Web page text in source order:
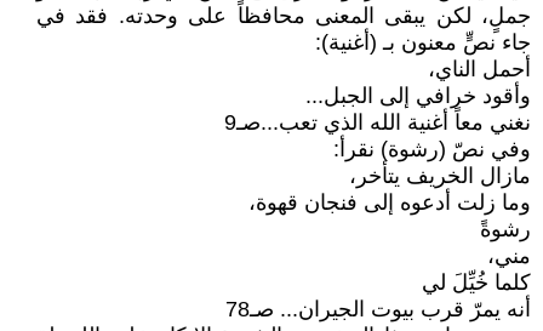
جملٍ، لكن يبقى المعنى محافظاً على وحدته. فقد في
جاء نصٍّ معنون بـ (أغنية):
أحمل الناي،
وأقود خرافي إلى الجبل...
نغني معاً أغنية الله الذي تعب...صـ9
وفي نصّ (رشوة) نقرأ:
مازال الخريف يتأخر،
وما زلت أدعوه إلى فنجان قهوة،
رشوةً
مني،
كلما خُيِّلَ لي
أنه يمرّ قرب بيوت الجيران... صـ78